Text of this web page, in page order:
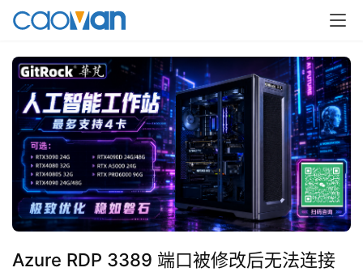
Azure RDP 3389 端口被修改后无法连接